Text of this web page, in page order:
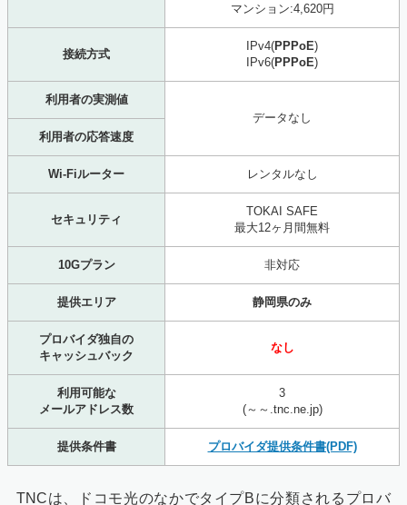
マンション:4,620円
接続方式
IPv4(PPPoE)
IPv6(PPPoE)
利用者の実測値
データなし
利用者の応答速度
Wi-Fiルーター レンタルなし
セキュリティ
TOKAI SAFE
最大12ヶ月間無料
10Gプラン 非対応
提供エリア 静岡県のみ
プロバイダ独自の
キャッシュバック
なし
利用可能な
メールアドレス数
3
(～～.tnc.ne.jp)
提供条件書 プロバイダ提供条件書(PDF)
TNCは、ドコモ光のなかでタイプBに分類されるプロバ